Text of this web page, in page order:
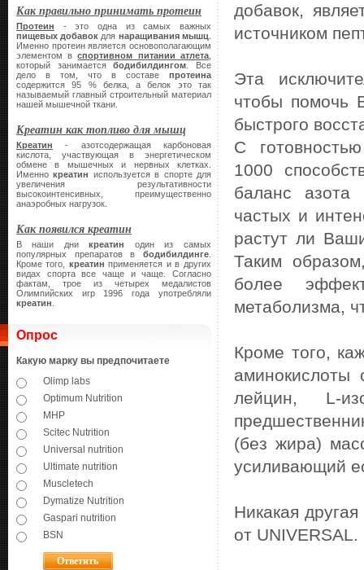
Как правильно принимать протеин
Протеин - это одна из самых важных
пищевых добавок для наращивания мышц
Именно протеин является основополагающим
элементом вспортивном питании атлета
который занимаетсябодибилдингом . Все
дело в том, что в составе протеина
содержится 95 % белка, а белок это так
называемый главный строительный материал
нашей мышечной ткани.
Креатин как топливо для мышц
Креатин - азотсодержащая карбоновая
кислота, участвующая в энергетическом
обмене в мышечных и нервных клетках.
Именнокреатин используется в спорте для
увеличения результативности
высокоинтенсивных, преимущественно
анаэробных нагрузок.
Как появился креатин
В наши дникреатин
один из самых
популярных препаратов в бодибилдинге
Кроме того, креатин применяется и в других
видах спорта все чаще и чаще. Согласно
фактам, трое из четырех медалистов
Олимпийских игр 1996 года употребляли
креатин
Опрос
Какую марку вы предпочитаете
Olimp labs
Optimum Nutrition
MHP
Scitec Nutrition
Universal nutrition
Ultimate nutrition
Muscletech
Dymatize Nutrition
Gaspari nutrition
BSN
добавок,
источником
Эта
чтобы помочь
быстрого
С
1000
баланс
частых и
растут ли
Таким
более
метаболизма,
Кроме того,
аминокислоты
лейцин, L-
(без жира)
усиливающий
Никакая
от UNIVERSAL.